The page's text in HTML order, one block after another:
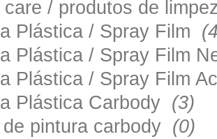
care / produtos de
Plástica / Spray Film
Plástica / Spray Film
Plástica / Spray Film
Plástica Carbody (3)
pintura carbody (0)